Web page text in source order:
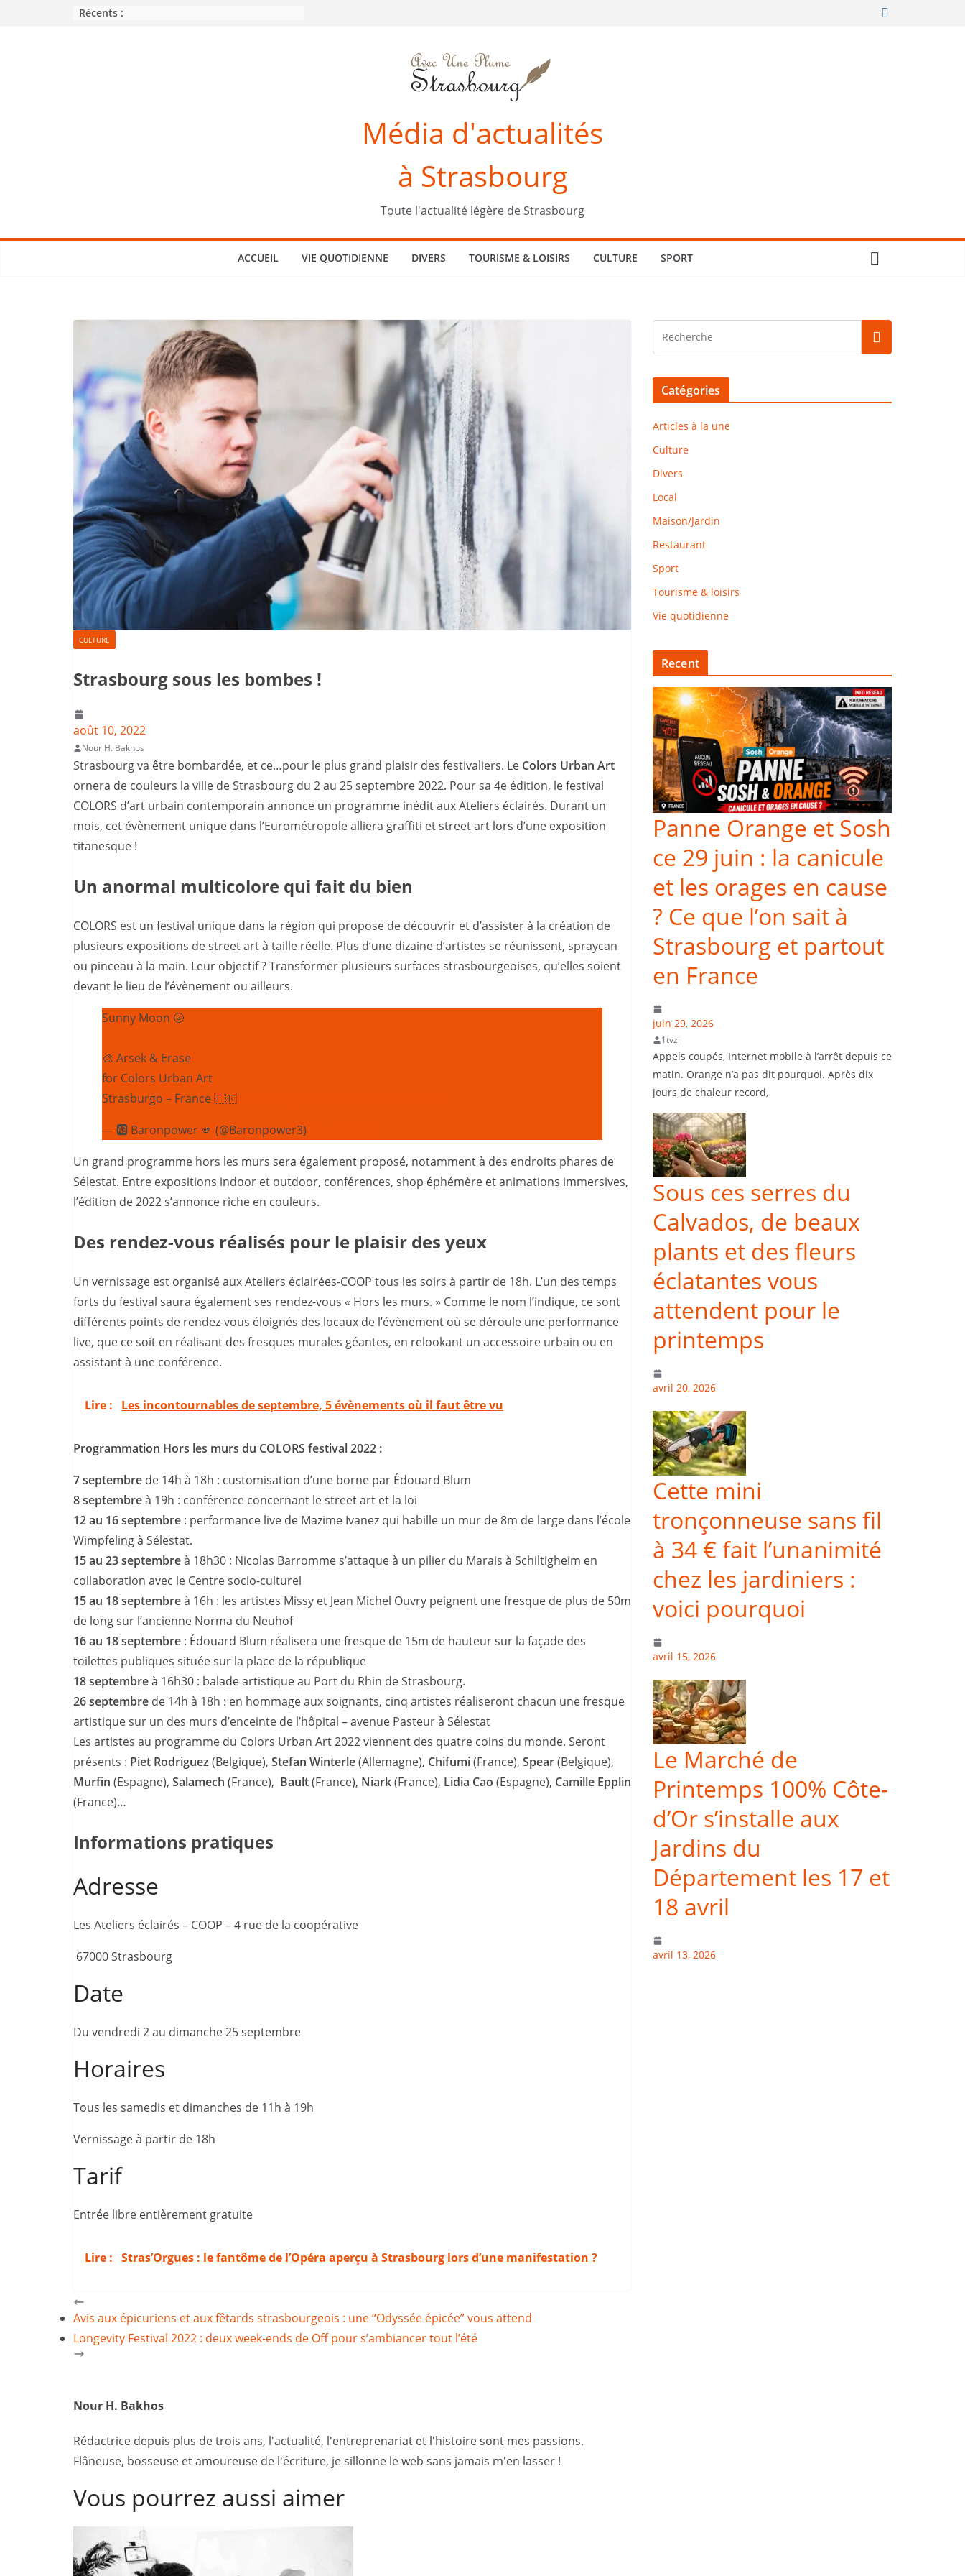
Récents :
Média d'actualités
à Strasbourg
Toute l'actualité légère de Strasbourg
ACCUEIL VIE QUOTIDIENNE DIVERS TOURISME & LOISIRS CULTURE SPORT
CULTURE
Strasbourg sous les bombes !
août 10, 2022
Nour H. Bakhos
Strasbourg va être bombardée, et ce…pour le plus grand plaisir des festivaliers. Le Colors Urban Art
ornera de couleurs la ville de Strasbourg du 2 au 25 septembre 2022. Pour sa 4e édition, le festival
COLORS d’art urbain contemporain annonce un programme inédit aux Ateliers éclairés. Durant un
mois, cet évènement unique dans l’Eurométropole alliera graffiti et street art lors d’une exposition
titanesque !
Un anormal multicolore qui fait du bien
COLORS est un festival unique dans la région qui propose de découvrir et d’assister à la création de
plusieurs expositions de street art à taille réelle. Plus d’une dizaine d’artistes se réunissent, spraycan
ou pinceau à la main. Leur objectif ? Transformer plusieurs surfaces strasbourgeoises, qu’elles soient
devant le lieu de l’évènement ou ailleurs.
Sunny Moon 🌝
🎨 Arsek & Erase
for Colors Urban Art
Strasburgo – France 🇫🇷
— 🆎 Baronpower 🫵 (@Baronpower3)
Un grand programme hors les murs sera également proposé, notamment à des endroits phares de
Sélestat. Entre expositions indoor et outdoor, conférences, shop éphémère et animations immersives,
l’édition de 2022 s’annonce riche en couleurs.
Des rendez-vous réalisés pour le plaisir des yeux
Un vernissage est organisé aux Ateliers éclairées-COOP tous les soirs à partir de 18h. L’un des temps
forts du festival saura également ses rendez-vous « Hors les murs. » Comme le nom l’indique, ce sont
différents points de rendez-vous éloignés des locaux de l’évènement où se déroule une performance
live, que ce soit en réalisant des fresques murales géantes, en relookant un accessoire urbain ou en
assistant à une conférence.
Lire : Les incontournables de septembre, 5 évènements où il faut être vu
Programmation Hors les murs du COLORS festival 2022 :
7 septembre de 14h à 18h : customisation d’une borne par Édouard Blum
8 septembreà 19h : conférence concernant le street art et la loi
12 au 16 septembre : performance live de Mazime Ivanez qui habille un mur de 8m de large dans l’école
Wimpfeling à Sélestat.
15 au 23 septembreà 18h30 : Nicolas Barromme s’attaque à un pilier du Marais à Schiltigheim en
collaboration avec le Centre socio-culturel
15 au 18 septembreà 16h : les artistes Missy et Jean Michel Ouvry peignent une fresque de plus de 50m
de long sur l’ancienne Norma du Neuhof
16 au 18 septembre : Édouard Blum réalisera une fresque de 15m de hauteur sur la façade des
toilettes publiques située sur la place de la république
18 septembreà 16h30 : balade artistique au Port du Rhin de Strasbourg.
26 septembre de 14h à 18h : en hommage aux soignants, cinq artistes réaliseront chacun une fresque
artistique sur un des murs d’enceinte de l’hôpital – avenue Pasteur à Sélestat
Les artistes au programme du Colors Urban Art 2022 viennent des quatre coins du monde. Seront
présents : Piet Rodriguez (Belgique), Stefan Winterle(Allemagne), Chifumi(France), Spear(Belgique),
Murfin (Espagne), Salamech (France), Bault(France), Niark(France), Lidia Cao (Espagne), Camille Epplin
(France)…
Informations pratiques
Adresse
Les Ateliers éclairés – COOP – 4 rue de la coopérative
67000 Strasbourg
Date
Du vendredi 2 au dimanche 25 septembre
Horaires
Tous les samedis et dimanches de 11h à 19h
Vernissage à partir de 18h
Tarif
Entrée libre entièrement gratuite
Lire : Stras’Orgues : le fantôme de l’Opéra aperçu à Strasbourg lors d’une manifestation ?
Avis aux épicuriens et aux fêtards strasbourgeois : une “Odyssée épicée” vous attend
Longevity Festival 2022 : deux week-ends de Off pour s’ambiancer tout l’été
Nour H. Bakhos
Rédactrice depuis plus de trois ans, l'actualité, l'entreprenariat et l'histoire sont mes passions.
Flâneuse, bosseuse et amoureuse de l'écriture, je sillonne le web sans jamais m'en lasser !
Vous pourrez aussi aimer
Catégories
Articles à la une
Culture
Divers
Local
Maison/Jardin
Restaurant
Sport
Tourisme & loisirs
Vie quotidienne
Recent
Panne Orange et Sosh
ce 29 juin : la canicule
et les orages en cause
? Ce que l’on sait à
Strasbourg et partout
en France
juin 29, 2026
1tvzi
Appels coupés, Internet mobile à l’arrêt depuis ce
matin. Orange n’a pas dit pourquoi. Après dix
jours de chaleur record,
Sous ces serres du
Calvados, de beaux
plants et des fleurs
éclatantes vous
attendent pour le
printemps
avril 20, 2026
Cette mini
tronçonneuse sans fil
à 34 € fait l’unanimité
chez les jardiniers :
voici pourquoi
avril 15, 2026
Le Marché de
Printemps 100% Côte-
d’Or s’installe aux
Jardins du
Département les 17 et
18 avril
avril 13, 2026